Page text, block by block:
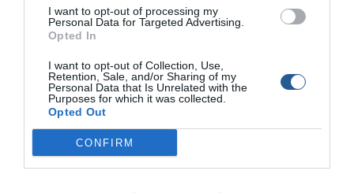
I want to opt-out of processing my
Personal Data for Targeted Advertising.
Opted In
I want to opt-out of Collection, Use,
Retention, Sale, and/or Sharing of my
Personal Data that Is Unrelated with the
Purposes for which it was collected.
Opted Out
CONFIRM
Η εξάντληση των ιχθυαποθεμάτων επηρεάζει άμεσα τη
διατροφή και το εισόδημα περίπου
ανθρώπων παγκοσμίως, κυρίως σε παράκτιες
κοινότητες που εξαρτώνται από την αλιεία και την
υδατοκαλλιέργεια.
Ωστόσο, υπάρχουν και θετικά παραδείγματα: περιοχές
όπως ο βορειοανατολικός και ο νοτιοδυτικός